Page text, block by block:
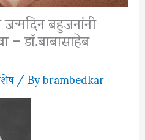
जन्मदिन बहुजनांनी
– डॉ.बाबासाहेब
/ Bybrambedkar